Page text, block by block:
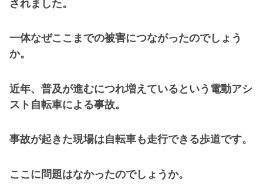
されました。
一体なぜここまでの被害につながったのでしょう
か。
近年、普及が進むにつれ増えているという電動アシ
スト自転車による事故。
事故が起きた現場は自転車も走行できる歩道です。
ここに問題はなかったのでしょうか。